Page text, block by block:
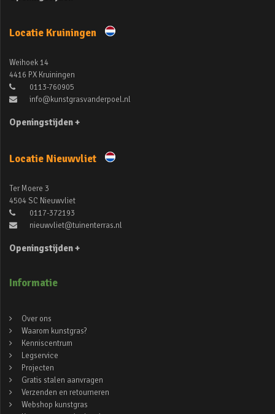
Locatie Kruiningen
Weihoek 14
4416 PX Kruiningen
0113-760905
info@kunstgrasvanderpoel.nl
Openingstijden +
Locatie Nieuwvliet
Ter Moere 3
4504 SC Nieuwvliet
0117-372193
nieuwvliet@tuinenterras.nl
Openingstijden +
Informatie
Over ons
Waarom kunstgras?
Kenniscentrum
Legservice
Projecten
Gratis stalen aanvragen
Verzenden en retourneren
Webshop kunstgras